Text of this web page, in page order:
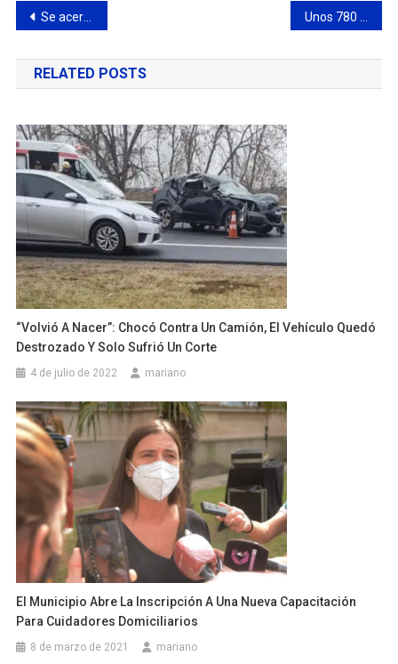
Navegación
de
entradas
Se acerca la 10K Tenaris y llega con novedades
RELATED POSTS
“Volvió A Nacer”: Chocó Contra Un Camión, El Vehículo Quedó
Destrozado Y Solo Sufrió Un Corte
4 de julio de 2022 mariano
El Municipio Abre La Inscripción A Una Nueva Capacitación
Para Cuidadores Domiciliarios
8 de marzo de 2021 mariano